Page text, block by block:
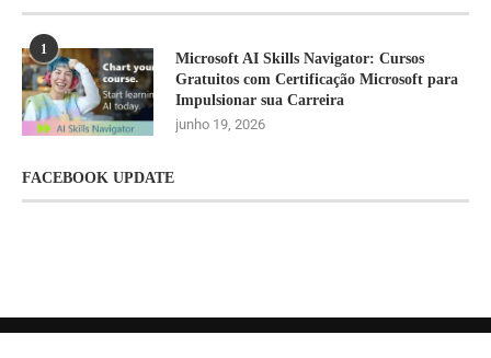
1
Microsoft AI Skills Navigator: Cursos
Gratuitos com Certificação Microsoft para
Impulsionar sua Carreira
junho 19, 2026
FACEBOOK UPDATE